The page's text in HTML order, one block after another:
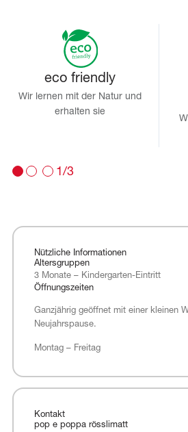
eco friendly
Wir lernen mit der Natur und
erhalten sie
1/3
Nützliche Informationen
Altersgruppen
3 Monate – Kindergarten-Eintritt
Öffnungszeiten
Ganzjährig geöffnet mit einer kleinen
Neujahrspause.
Montag – Freitag
Montag – Freitag
Kontakt
pop e poppa rösslimatt